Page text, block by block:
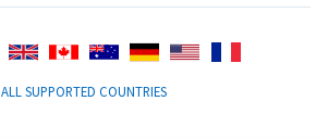
ALL SUPPORTED COUNTRIES